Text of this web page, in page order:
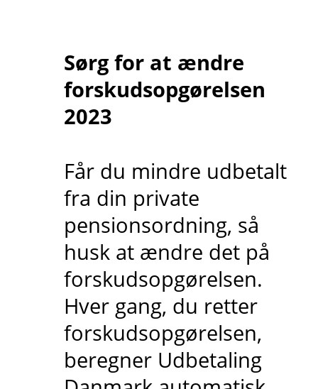
Sørg for at ændre
forskudsopgørelsen
2023
Får du mindre udbetalt
fra din private
pensionsordning, så
husk at ændre det på
forskudsopgørelsen.
Hver gang, du retter
forskudsopgørelsen,
beregner Udbetaling